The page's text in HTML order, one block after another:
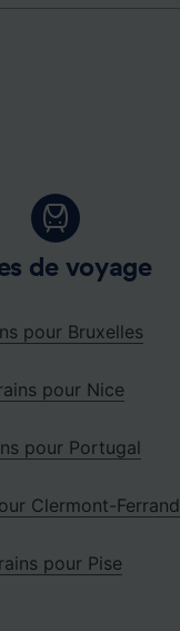
de voyage
pour Bruxelles
pour Nice
pour Portugal
Clermont-Ferrand
pour Pise